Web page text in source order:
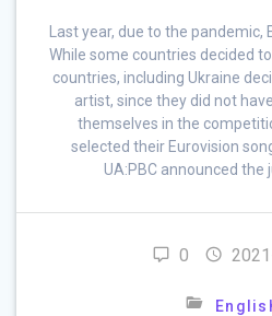
Last year, due to the pandemic,
While some countries decided
countries, including Ukraine
artist, since they did not
themselves in the
selected their Eurovision
UA:PBC announced the
0